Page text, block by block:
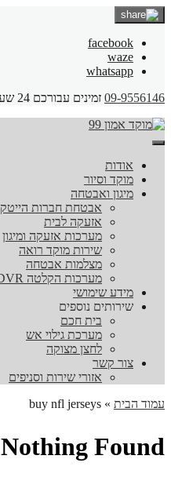
facebook
waze
whatsapp
09-9556146 זמינים עבורכם 24 שעות
אודות
מוקד וסיור
מיגון ואבטחה
אבטחת חברות הייטק
אזעקה לבית
מערכות אזעקה ומיגון
שירות מוקד רואה
מצלמות אבטחה
מערכות הקלטה NVR – DVR
מידע שימושי
שירותים נוספים
בית חכם
מערכת גילוי אש
לחצן מצוקה
צור קשר
אזורי שירות וסניפים
עמוד הבית »
buy nfl jerseys
Nothing Found